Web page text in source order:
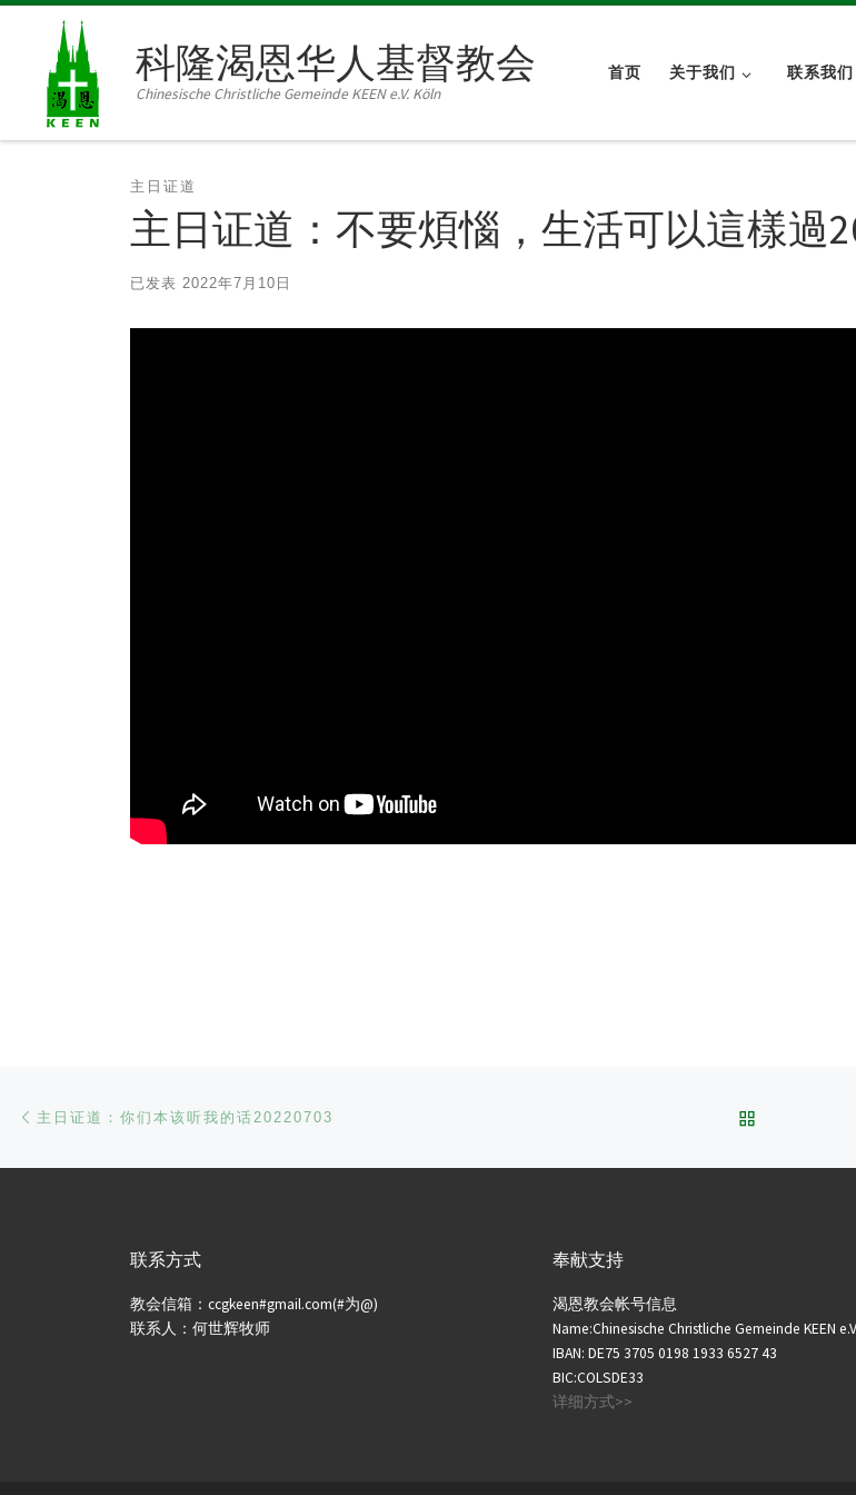
Skip to content
科隆渴恩华人基督教会
Chinesische Christliche Gemeinde KEEN e.V. Köln
首页 关于我们 联系我们
主日证道
主日证道：不要煩惱，生活可以這樣過
已发表 2022年7月10日
文章导航
主日证道：你们本该听我的话20220703
联系方式
教会信箱：ccgkeen#gmail.com(#为@)
联系人：何世辉牧师
奉献支持
渴恩教会帐号信息
Name:Chinesische Christliche Gemeinde KEEN
IBAN: DE75 3705 0198 1933 6527 43
BIC:COLSDE33
详细方式>>